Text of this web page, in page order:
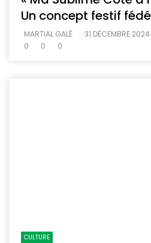
Un concept festif
MARTIAL GALÉ
31 DÉCEMBRE 2024
0
0 0
CULTURE